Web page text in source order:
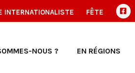
INTERNATIONALISTE FÊTE
NOUS ? EN RÉGIONS